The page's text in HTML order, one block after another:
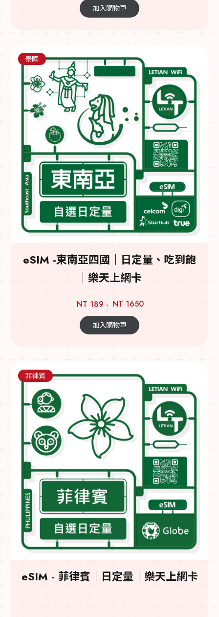
加入購物車
泰國
eSIM -東南亞四國｜日定量、吃到飽
｜樂天上網卡
NT 189 - NT 1650
加入購物車
菲律賓
eSIM - 菲律賓｜日定量｜樂天上網卡